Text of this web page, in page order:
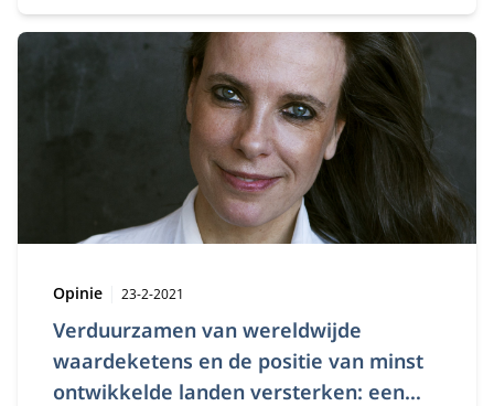
Verduurzamen van wereldwijde
waardeketens en de positie van minst
ontwikkelde landen versterken: een
Type:
Opinie Publicatiedatum:
23-2-2021